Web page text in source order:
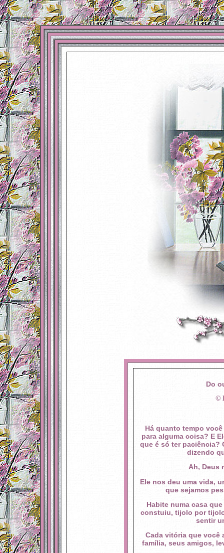
Do
©
Há quanto tempo
para alguma coisa? E
que é só ter paciência?
dizendo
Ah, Deus
Ele nos deu uma vida,
que sejamos
Habite numa casa
constuiu, tijolo por
sentir
Cada vitória que você
família, seus amigos,